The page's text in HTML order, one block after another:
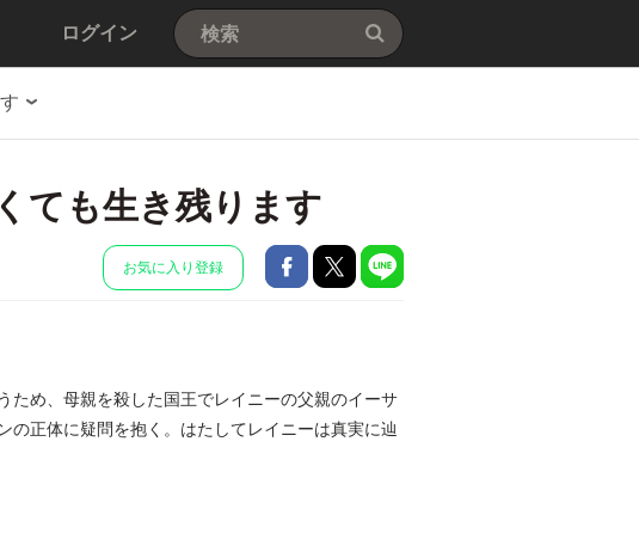
ログイン
ても生き残ります
お気に入り登録
ため、母親を殺した国王でレイニーの父親のイーサ
の正体に疑問を抱く。はたしてレイニーは真実に辿